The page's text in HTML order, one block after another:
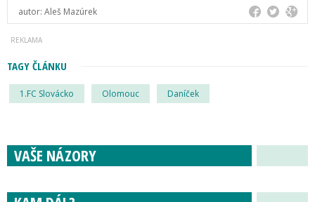
autor: Aleš Mazúrek
TAGY ČLÁNKU
1.FC Slovácko Olomouc Daníček
VAŠE NÁZORY